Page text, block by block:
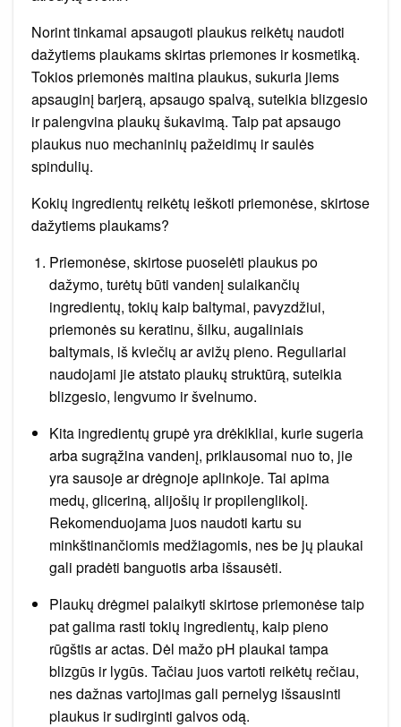
Norint tinkamai apsaugoti plaukus reikėtų naudoti
dažytiems plaukams skirtas priemones ir kosmetiką.
Tokios priemonės maitina plaukus, sukuria jiems
apsauginį barjerą, apsaugo spalvą, suteikia blizgesio
ir palengvina plaukų šukavimą. Taip pat apsaugo
plaukus nuo mechaninių pažeidimų ir saulės
spindulių.
Kokių ingredientų reikėtų ieškoti priemonėse, skirtose
dažytiems plaukams?
Priemonėse, skirtose puoselėti plaukus po
dažymo, turėtų būti vandenį sulaikančių
ingredientų, tokių kaip baltymai, pavyzdžiui,
priemonės su keratinu, šilku, augaliniais
baltymais, iš kviečių ar avižų pieno. Reguliariai
naudojami jie atstato plaukų struktūrą, suteikia
blizgesio, lengvumo ir švelnumo.
Kita ingredientų grupė yra drėkikliai, kurie sugeria
arba sugrąžina vandenį, priklausomai nuo to, jie
yra sausoje ar drėgnoje aplinkoje. Tai apima
medų, gliceriną, alijošių ir propilenglikolį.
Rekomenduojama juos naudoti kartu su
minkštinančiomis medžiagomis, nes be jų plaukai
gali pradėti banguotis arba išsausėti.
Plaukų drėgmei palaikyti skirtose priemonėse taip
pat galima rasti tokių ingredientų, kaip pieno
rūgštis ar actas. Dėl mažo pH plaukai tampa
blizgūs ir lygūs. Tačiau juos vartoti reikėtų rečiau,
nes dažnas vartojimas gali pernelyg išsausinti
plaukus ir sudirginti galvos odą.